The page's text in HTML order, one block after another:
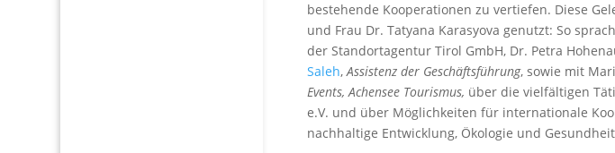
bestehende Kooperationen zu vertiefen. Diese
und Frau Dr. Tatyana Karasyova genutzt: So
der Standortagentur Tirol GmbH, Dr. Petra
Saleh,Assistenz der Geschäftsführung, sowie mit
Events, Achensee Tourismus, über die vielfältigen
e.V. und über Möglichkeiten für internationale
nachhaltige Entwicklung, Ökologie und